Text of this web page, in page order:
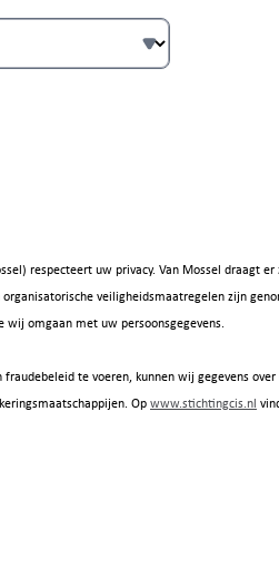
respecteert uw privacy. Van Mossel draagt
veiligheidsmaatregelen zijn
omgaan met uw persoonsgegevens.
te voeren, kunnen wij gegevens
Opwww.stichtingcis.nl